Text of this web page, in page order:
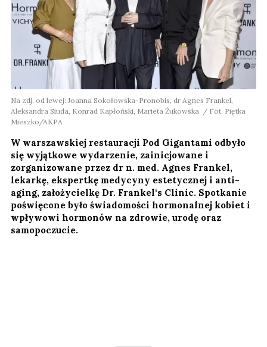
Na zdj. od lewej: Joanna Sokołowska-Pronobis, dr Agnes Frankel,
Aleksandra Siuda, Konrad Kapłoński, Marieta Żukowska / Fot. Piętka
Mieszko/AKPA
W warszawskiej restauracji Pod Gigantami odbyło
się wyjątkowe wydarzenie, zainicjowane i
zorganizowane przez dr n. med. Agnes Frankel,
lekarkę, ekspertkę medycyny estetycznej i anti-
aging, założycielkę Dr. Frankel‘s Clinic. Spotkanie
poświęcone było świadomości hormonalnej kobiet i
wpływowi hormonów na zdrowie, urodę oraz
samopoczucie.